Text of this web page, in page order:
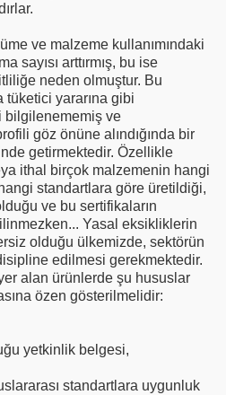
ve malzeme kullanımındaki
sayısı arttırmış, bu ise
neden olmuştur. Bu
tüketici yararına gibi
bilgilenememiş ve
göz önüne alındığında bir
getirmektedir. Özellikle
ithal birçok malzemenin hangi
standartlara göre üretildiği,
ve bu sertifikaların
Yasal eksikliklerin
olduğu ülkemizde, sektörün
edilmesi gerekmektedir.
alan ürünlerde şu hususlar
özen gösterilmelidir:
yetkinlik belgesi,
standartlara uygunluk